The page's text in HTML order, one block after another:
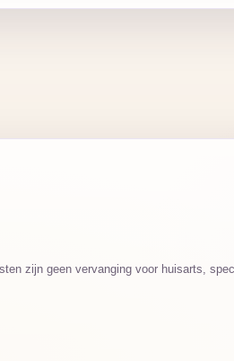
zijn geen vervanging voor huisarts,